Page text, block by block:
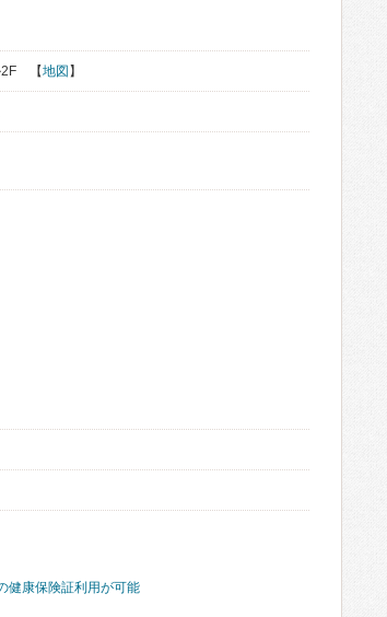
2F 【地図 】
健康保険証利用が可能